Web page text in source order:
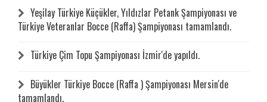
Yeşilay Türkiye Küçükler, Yıldızlar Petank Şampiyonası ve
Türkiye Veteranlar Bocce (Raffa) Şampiyonası tamamlandı.
Türkiye Çim Topu Şampiyonası İzmir'de yapıldı.
Büyükler Türkiye Bocce (Raffa ) Şampiyonası Mersin'de
tamamlandı.